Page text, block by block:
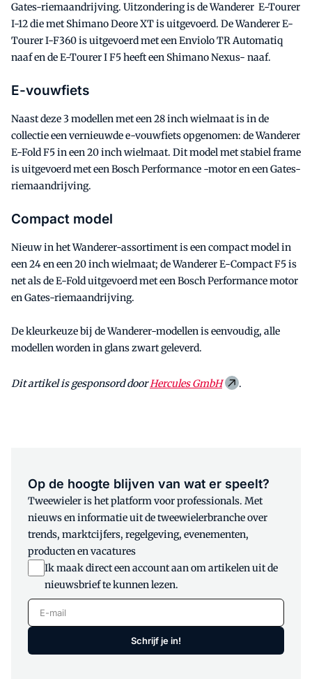
Gates-riemaandrijving. Uitzondering is de Wanderer E-Tourer
I-12 die met Shimano Deore XT is uitgevoerd. De Wanderer E-
Tourer I-F360 is uitgevoerd met een Enviolo TR Automatiq
naaf en de E-Tourer I F5 heeft een Shimano Nexus- naaf.
E-vouwfiets
Naast deze 3 modellen met een 28 inch wielmaat is in de
collectie een vernieuwde e-vouwfiets opgenomen: de Wanderer
E-Fold F5 in een 20 inch wielmaat. Dit model met stabiel frame
is uitgevoerd met een Bosch Performance -motor en een Gates-
riemaandrijving.
Compact model
Nieuw in het Wanderer-assortiment is een compact model in
een 24 en een 20 inch wielmaat; de Wanderer E-Compact F5 is
net als de E-Fold uitgevoerd met een Bosch Performance motor
en Gates-riemaandrijving.
De kleurkeuze bij de Wanderer-modellen is eenvoudig, alle
modellen worden in glans zwart geleverd.
Dit artikel is gesponsord doorHercules GmbH .
Op de hoogte blijven van wat er speelt?
Tweewieler is het platform voor professionals. Met
nieuws en informatie uit de tweewielerbranche over
trends, marktcijfers, regelgeving, evenementen,
producten en vacatures
Ik maak direct een account aan om artikelen uit de
nieuwsbrief te kunnen lezen.
E-mail
Schrijf je in!